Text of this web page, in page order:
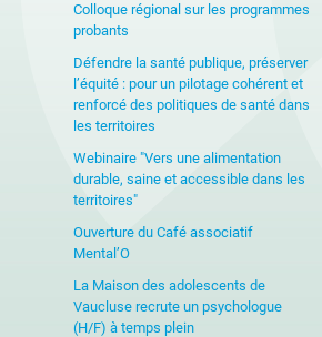
Colloque régional sur les programmes
probants
Défendre la santé publique, préserver
l’équité : pour un pilotage cohérent et
renforcé des politiques de santé dans
les territoires
Webinaire "Vers une alimentation
durable, saine et accessible dans les
territoires"
Ouverture du Café associatif
Mental’O
La Maison des adolescents de
Vaucluse recrute un psychologue
(H/F) à temps plein